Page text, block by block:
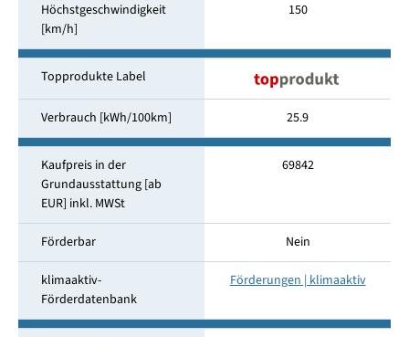
Höchstgeschwindigkeit
[km/h]
150
Topprodukte Label
Verbrauch [kWh/100km] 25.9
Kaufpreis in der
Grundausstattung [ab
EUR] inkl. MWSt
69842
Förderbar Nein
klimaaktiv-
Förderdatenbank
Förderungen | klimaaktiv